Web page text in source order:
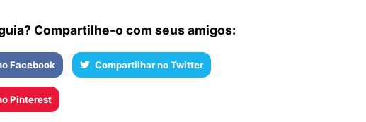
Compartilhe-o com seus amigos:
Facebook Compartilhar no Twitter
Pinterest